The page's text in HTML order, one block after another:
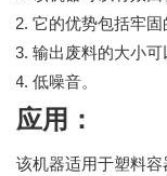
它的优势包括牢固
输出废料的大小可
低噪音。
应用：
该机器适用于塑料